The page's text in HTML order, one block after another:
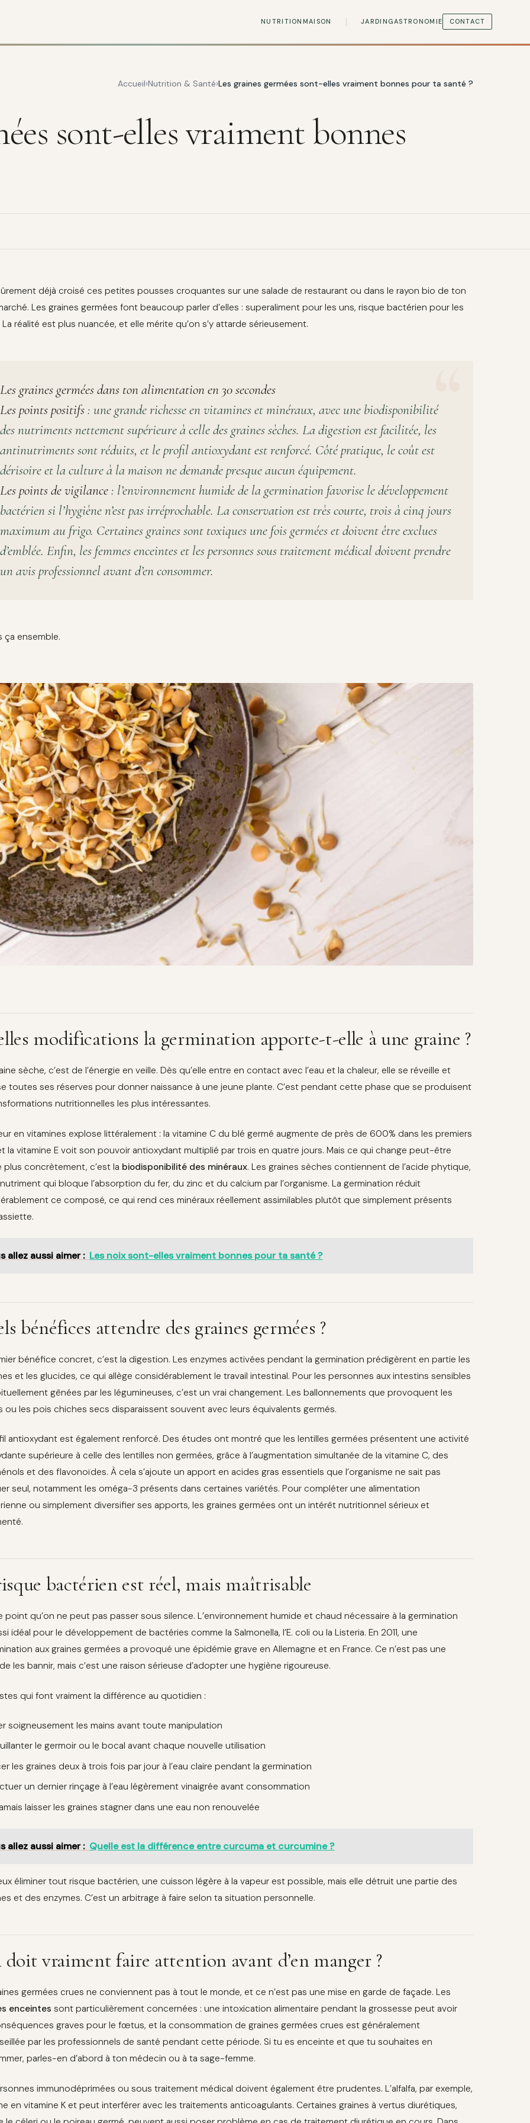
NUTRITION MAISON JARDIN GASTRONOMIE CONTACT
Accueil Nutrition & Santé Les graines germées sont-elles vraiment bonnes pour ta santé ?
sont-elles vraiment bonnes
déjà croisé ces petites pousses croquantes sur une salade de restaurant ou dans le rayon bio de ton
Les graines germées font beaucoup parler d’elles : superaliment pour les uns, risque bactérien pour les
réalité est plus nuancée, et elle mérite qu’on s’y attarde sérieusement.
Les graines germées dans ton alimentation en 30 secondes
Les points positifs: une grande richesse en vitamines et minéraux, avec une biodisponibilité
des nutriments nettement supérieure à celle des graines sèches. La digestion est facilitée, les
antinutriments sont réduits, et le profil antioxydant est renforcé. Côté pratique, le coût est
dérisoire et la culture à la maison ne demande presque aucun équipement.
Les points de vigilance: l’environnement humide de la germination favorise le développement
bactérien si l’hygiène n’est pas irréprochable. La conservation est très courte, trois à cinq jours
maximum au frigo. Certaines graines sont toxiques une fois germées et doivent être exclues
d’emblée. Enfin, les femmes enceintes et les personnes sous traitement médical doivent prendre
un avis professionnel avant d’en consommer.
ça ensemble.
modifications la germination apporte-t-elle à une graine ?
sèche, c’est de l’énergie en veille. Dès qu’elle entre en contact avec l’eau et la chaleur, elle se réveille et
toutes ses réserves pour donner naissance à une jeune plante. C’est pendant cette phase que se produisent
nutritionnelles les plus intéressantes.
en vitamines explose littéralement : la vitamine C du blé germé augmente de près de 600% dans les premiers
la vitamine E voit son pouvoir antioxydant multiplié par trois en quatre jours. Mais ce qui change peut-être
plus concrètement, c’est la biodisponibilité des minéraux. Les graines sèches contiennent de l’acide phytique,
qui bloque l’absorption du fer, du zinc et du calcium par l’organisme. La germination réduit
ce composé, ce qui rend ces minéraux réellement assimilables plutôt que simplement présents
allez aussi aimer : Les noix sont-elles vraiment bonnes pour ta santé ?
bénéfices attendre des graines germées ?
bénéfice concret, c’est la digestion. Les enzymes activées pendant la germination prédigèrent en partie les
et les glucides, ce qui allège considérablement le travail intestinal. Pour les personnes aux intestins sensibles
gênées par les légumineuses, c’est un vrai changement. Les ballonnements que provoquent les
ou les pois chiches secs disparaissent souvent avec leurs équivalents germés.
antioxydant est également renforcé. Des études ont montré que les lentilles germées présentent une activité
supérieure à celle des lentilles non germées, grâce à l’augmentation simultanée de la vitamine C, des
et des flavonoïdes. À cela s’ajoute un apport en acides gras essentiels que l’organisme ne sait pas
seul, notamment les oméga-3 présents dans certaines variétés. Pour compléter une alimentation
ou simplement diversifier ses apports, les graines germées ont un intérêt nutritionnel sérieux et
bactérien est réel, mais maîtrisable
point qu’on ne peut pas passer sous silence. L’environnement humide et chaud nécessaire à la germination
idéal pour le développement de bactéries comme la Salmonella, l’E. coli ou la Listeria. En 2011, une
aux graines germées a provoqué une épidémie grave en Allemagne et en France. Ce n’est pas une
les bannir, mais c’est une raison sérieuse d’adopter une hygiène rigoureuse.
qui font vraiment la différence au quotidien :
soigneusement les mains avant toute manipulation
le germoir ou le bocal avant chaque nouvelle utilisation
les graines deux à trois fois par jour à l’eau claire pendant la germination
un dernier rinçage à l’eau légèrement vinaigrée avant consommation
laisser les graines stagner dans une eau non renouvelée
allez aussi aimer : Quelle est la différence entre curcuma et curcumine ?
éliminer tout risque bactérien, une cuisson légère à la vapeur est possible, mais elle détruit une partie des
et des enzymes. C’est un arbitrage à faire selon ta situation personnelle.
vraiment faire attention avant d’en manger ?
germées crues ne conviennent pas à tout le monde, et ce n’est pas une mise en garde de façade. Les
enceintes sont particulièrement concernées : une intoxication alimentaire pendant la grossesse peut avoir
graves pour le fœtus, et la consommation de graines germées crues est généralement
par les professionnels de santé pendant cette période. Si tu es enceinte et que tu souhaites en
parles-en d’abord à ton médecin ou à ta sage-femme.
immunodéprimées ou sous traitement médical doivent également être prudentes. L’alfalfa, par exemple,
en vitamine K et peut interférer avec les traitements anticoagulants. Certaines graines à vertus diurétiques,